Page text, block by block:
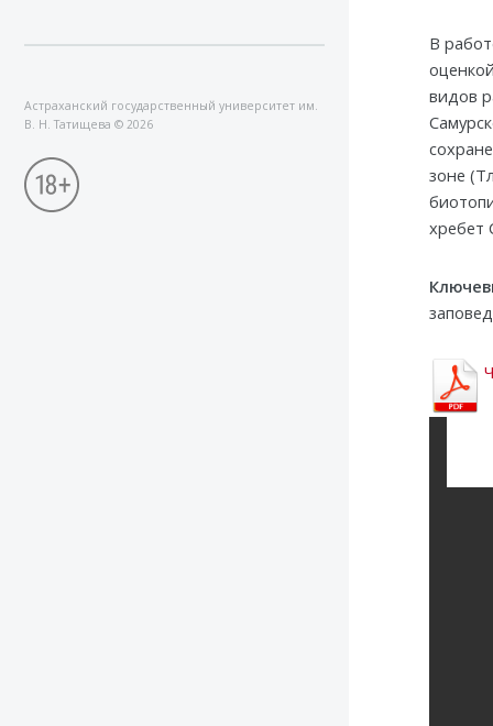
В
видов
зоне
хребет
Астраханский государственный университет им.
В. Н. Татищева © 2026